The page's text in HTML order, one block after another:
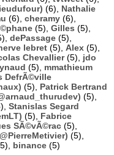
(6), Nathalie
(6), cheramy (6),
(5), Gilles (5),
dePassage (5),
lebret (5), Alex (5),
Chevallier(5), jdo
(5), mmathieum
DefrÃ©ville
(5), Patrick Bertrand
(5),
Stanislas Segard
(5), Fabrice
SÃ©vÃ©rac (5),
(5),
binance (5)